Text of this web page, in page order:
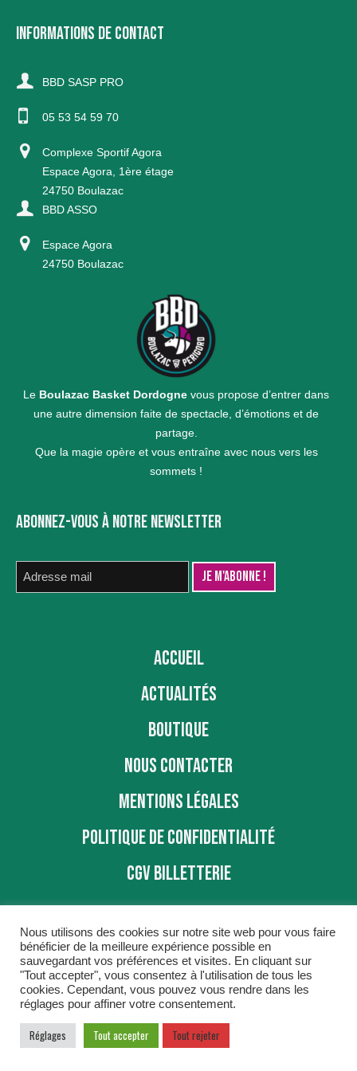
INFORMATIONS DE CONTACT
BBD SASP PRO
05 53 54 59 70
Complexe Sportif Agora
Espace Agora, 1ère étage
24750 Boulazac
BBD ASSO
Espace Agora
24750 Boulazac
Le Boulazac Basket Dordogne vous propose d’entrer dans
une autre dimension faite de spectacle, d’émotions et de
partage.
Que la magie opère et vous entraîne avec nous vers les
sommets !
ABONNEZ-VOUS À NOTRE NEWSLETTER
ACCUEIL
ACTUALITÉS
BOUTIQUE
NOUS CONTACTER
MENTIONS LÉGALES
POLITIQUE DE CONFIDENTIALITÉ
CGV BILLETTERIE
BBD © 2016
Conseil et Accompagnement réalisé parCOGITIME
Nous utilisons des cookies sur notre site web pour vous faire
bénéficier de la meilleure expérience possible en
sauvegardant vos préférences et visites. En cliquant sur
"Tout accepter", vous consentez à l'utilisation de tous les
cookies. Cependant, vous pouvez vous rendre dans les
réglages pour affiner votre consentement.
Réglages Tout accepter Tout rejeter